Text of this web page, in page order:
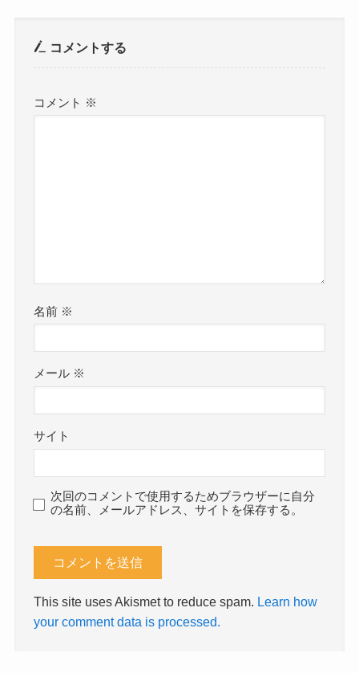
コメントする
コメント ※
名前 ※
メール ※
サイト
次回のコメントで使用するためブラウザーに自分
の名前、メールアドレス、サイトを保存する。
This site uses Akismet to reduce spam. Learn how
your comment data is processed.